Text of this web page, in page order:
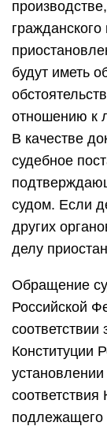
будут иметь
отношению к
В качестве
судебное
судом. Если
других
делу
Обращение
Российской
Конституции
соответствия
подлежащего